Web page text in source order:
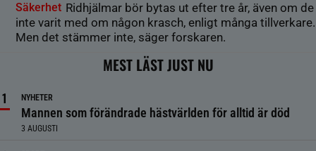
Säkerhet Ridhjälmar bör bytas ut efter tre år, även om de
inte varit med om någon krasch, enligt många tillverkare.
Men det stämmer inte, säger forskaren.
MEST LÄST JUST NU
NYHETER
Mannen som förändrade hästvärlden för alltid är död
3 AUGUSTI